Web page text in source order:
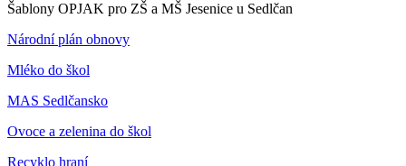
Šablony OPJAK pro ZŠ a MŠ Jesenice u Sedlčan
Národní plán obnovy
Mléko do škol
MAS Sedlčansko
Ovoce a zelenina do škol
Recyklo hraní